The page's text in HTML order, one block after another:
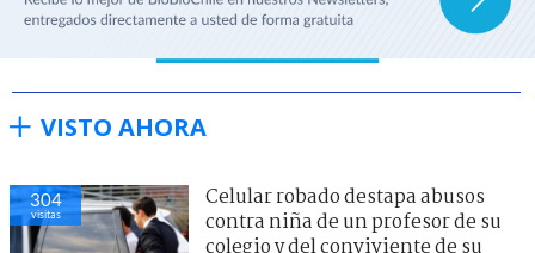
VISTO AHORA
304
visitas
Celular robado destapa abusos
contra niña de un profesor de su